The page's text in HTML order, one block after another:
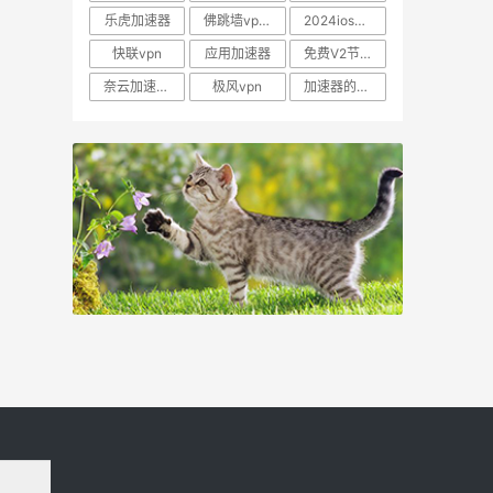
乐虎加速器
佛跳墙vp电脑版
2024ios可以用的梯子
快联vpn
应用加速器
免费V2节点
奈云加速器官网
极风vpn 加速器的蜜蜂加速器